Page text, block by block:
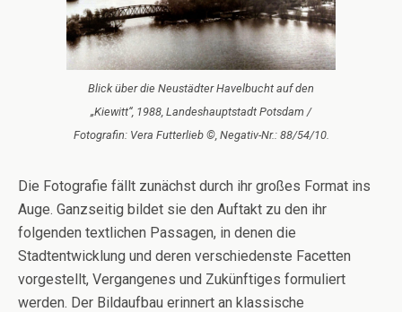
Blick über die Neustädter Havelbucht auf den
„Kiewitt“, 1988, Landeshauptstadt Potsdam /
Fotografin: Vera Futterlieb ©, Negativ-Nr.: 88/54/10.
Die Fotografie fällt zunächst durch ihr großes Format ins
Auge. Ganzseitig bildet sie den Auftakt zu den ihr
folgenden textlichen Passagen, in denen die
Stadtentwicklung und deren verschiedenste Facetten
vorgestellt, Vergangenes und Zukünftiges formuliert
werden. Der Bildaufbau erinnert an klassische